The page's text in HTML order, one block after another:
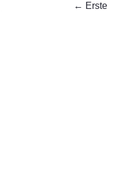
← Erste